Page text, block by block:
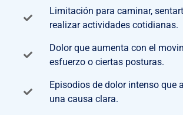
Limitación para caminar,
realizar actividades cotidianas.
Dolor que aumenta con el
esfuerzo o ciertas posturas.
Episodios de dolor intenso que
una causa clara.